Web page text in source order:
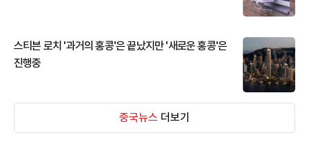
스티븐 로치 '과거의 홍콩'은 끝났지만 '새로운 홍콩'은
진행중
중국뉴스 더보기